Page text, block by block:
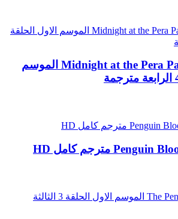
مسلسل Midnight at the Pera Palace الموسم